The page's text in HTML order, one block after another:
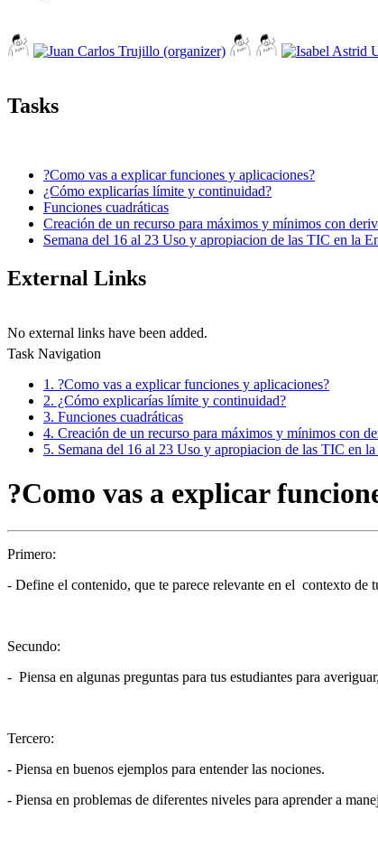
Tasks
?Como vas a explicar funciones y aplicaciones?
¿Cómo explicarías límite y continuidad?
Funciones cuadráticas
Creación de un recurso para máximos y mínimos con
Semana del 16 al 23 Uso y apropiacion de las TIC en la
External Links
No external links have been added.
Task Navigation
1. ?Como vas a explicar funciones y aplicaciones?
2. ¿Cómo explicarías límite y continuidad?
3. Funciones cuadráticas
4. Creación de un recurso para máximos y mínimos con
5. Semana del 16 al 23 Uso y apropiacion de las TIC en
?Como vas a explicar
Primero:
- Define el contenido, que te parece relevante en el contexto de
Secundo:
- Piensa en algunas preguntas para tus estudiantes para
Tercero:
- Piensa en buenos ejemplos para entender las nociones.
- Piensa en problemas de diferentes niveles para aprender a